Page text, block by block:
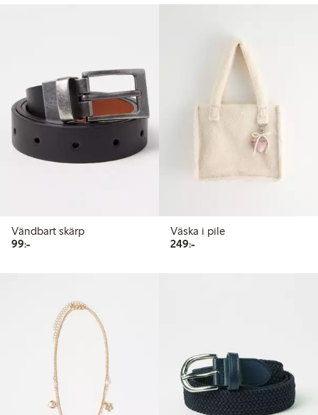
Vändbart skärp
99:-99,00 kr
Väska i pile
249:-249,00 kr